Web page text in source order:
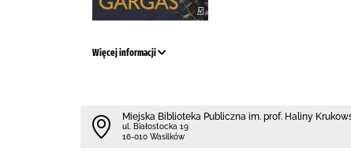
Więcej informacji
Miejska Biblioteka Publiczna im. prof. Haliny
ul. Białostocka 19
16-010 Wasilków